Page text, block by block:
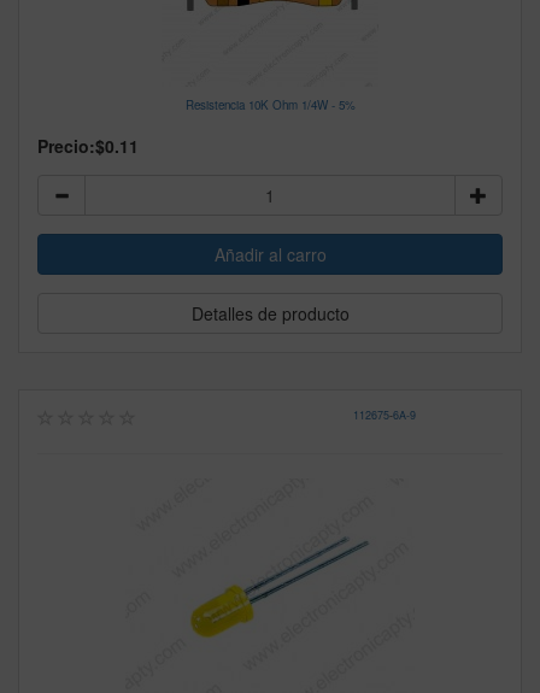
Resistencia 10K Ohm 1/4W - 5%
Precio:$0.11
Detalles de producto
112675-6A-9